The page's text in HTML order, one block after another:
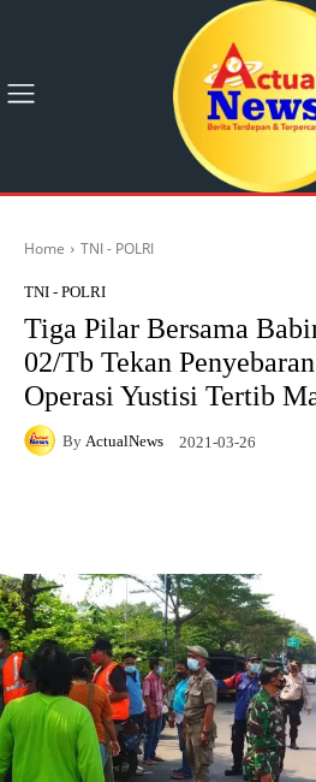
Home TNI - POLRI
TNI - POLRI
Tiga Pilar Bersama
02/Tb Tekan
Operasi Yustisi Tertib
By ActualNews 2021-03-26